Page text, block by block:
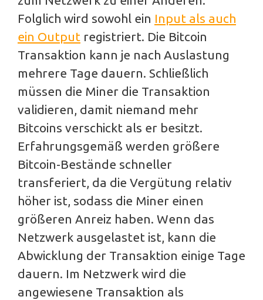
Folglich wird sowohl ein Input als auch
ein Output registriert. Die Bitcoin
Transaktion kann je nach Auslastung
mehrere Tage dauern. Schließlich
müssen die Miner die Transaktion
validieren, damit niemand mehr
Bitcoins verschickt als er besitzt.
Erfahrungsgemäß werden größere
Bitcoin-Bestände schneller
transferiert, da die Vergütung relativ
höher ist, sodass die Miner einen
größeren Anreiz haben. Wenn das
Netzwerk ausgelastet ist, kann die
Abwicklung der Transaktion einige Tage
dauern. Im Netzwerk wird die
angewiesene Transaktion als